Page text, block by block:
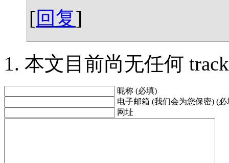
[回复]
本文目前尚无任何
昵称 (必填)
电子邮箱 (我们会为您保密) (必
网址